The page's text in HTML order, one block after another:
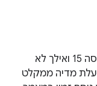
אפליקציות שמטרגטות את Android מגרסה 15 ואילך לא
מדיה ממקלט